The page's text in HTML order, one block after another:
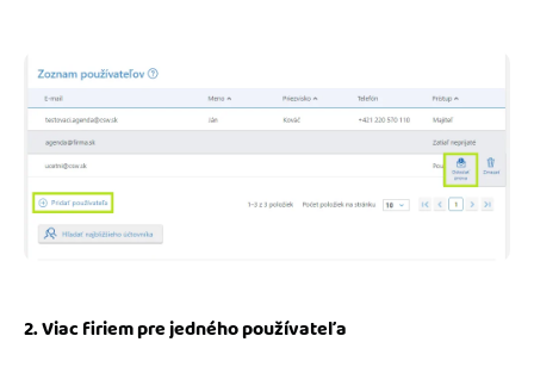
2. Viac firiem pre jedného používateľa